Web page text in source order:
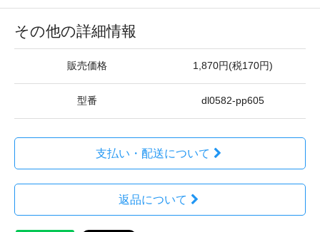
その他の詳細情報
販売価格 1,870円(税170円)
型番 dl0582-pp605
支払い・配送について
返品について